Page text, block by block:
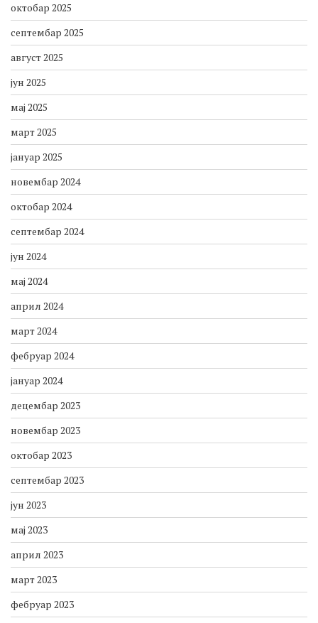
октобар 2025
септембар 2025
август 2025
јун 2025
мај 2025
март 2025
јануар 2025
новембар 2024
октобар 2024
септембар 2024
јун 2024
мај 2024
април 2024
март 2024
фебруар 2024
јануар 2024
децембар 2023
новембар 2023
октобар 2023
септембар 2023
јун 2023
мај 2023
април 2023
март 2023
фебруар 2023